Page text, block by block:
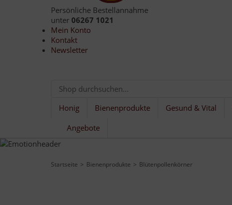
Persönliche Bestellannahme
unter 06267 1021
Mein Konto
Kontakt
Newsletter
Honig Bienenprodukte Gesund & Vital
Angebote
Startseite Bienenprodukte Blütenpollenkörner